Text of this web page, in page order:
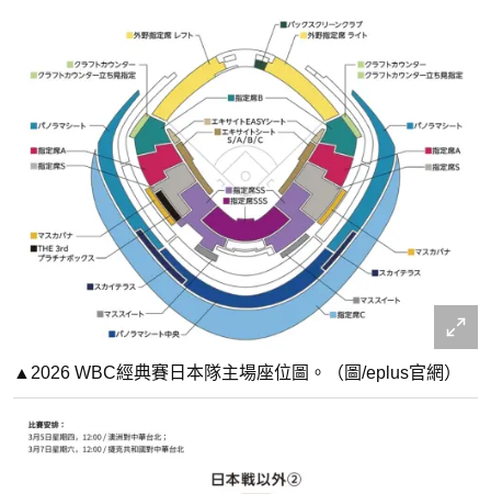
▲2026 WBC經典賽日本隊主場座位圖。（圖/eplus官網）